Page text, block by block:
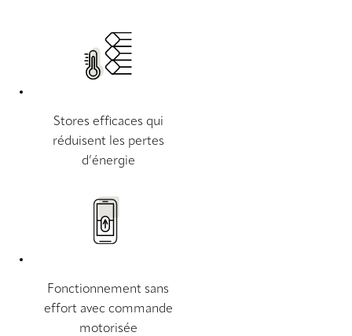
Stores efficaces qui
réduisent les pertes
d’énergie
Fonctionnement sans
effort avec commande
motorisée